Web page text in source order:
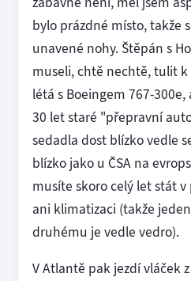
bylo prázdné místo, takže
unavené nohy. Štěpán s
museli, chtě nechtě, tulit k
létá s Boeingem 767-
30 let staré "přepravní
sedadla dost blízko vedle
blízko jako u ČSA na
musíte skoro celý let stát
ani klimatizaci (takže
druhému je vedle vedro).
V Atlantě pak jezdí vláček